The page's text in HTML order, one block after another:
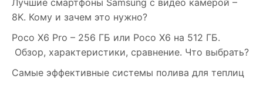
8K. Кому и зачем это нужно?
Poco X6 Pro – 256 ГБ или Poco X6 на 512 ГБ.
Обзор, характеристики, сравнение. Что выбрать?
Самые эффективные системы полива для теплиц